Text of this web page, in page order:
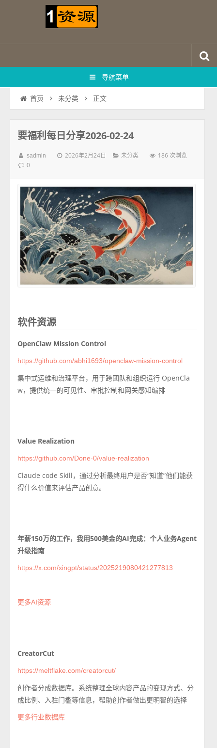
导航菜单
首页 未分类 正文
要福利每日分享2026-02-24
sadmin 2026年2月24日 未分类 186 次浏览
0
软件资源
OpenClaw Mission Control
https://github.com/abhi1693/openclaw-mission-control
集中式运维和治理平台，用于跨团队和组织运行 OpenCla
w，提供统一的可见性、审批控制和网关感知编排
Value Realization
https://github.com/Done-0/value-realization
Claude code Skill，通过分析最终用户是否“知道”他们能获
得什么价值来评估产品创意。
年薪150万的工作，我用500美金的AI完成：个人业务Agent
升级指南
https://x.com/xingpt/status/2025219080421277813
更多AI资源
CreatorCut
https://meltflake.com/creatorcut/
创作者分成数据库。系统整理全球内容产品的变现方式、分
成比例、入驻门槛等信息，帮助创作者做出更明智的选择
更多行业数据库